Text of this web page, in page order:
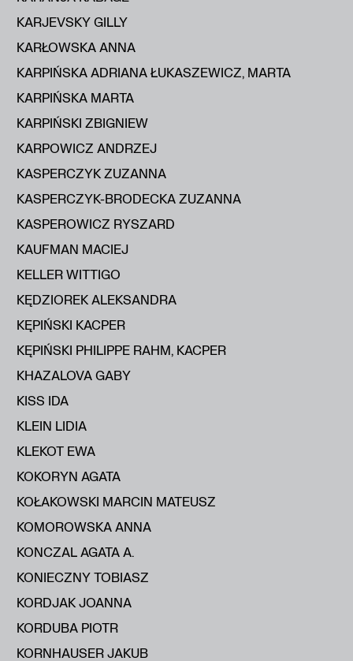
KARJEVSKY GILLY
KARŁOWSKA ANNA
KARPIŃSKA ADRIANA ŁUKASZEWICZ, MARTA
KARPIŃSKA MARTA
KARPIŃSKI ZBIGNIEW
KARPOWICZ ANDRZEJ
KASPERCZYK ZUZANNA
KASPERCZYK-BRODECKA ZUZANNA
KASPEROWICZ RYSZARD
KAUFMAN MACIEJ
KELLER WITTIGO
KĘDZIOREK ALEKSANDRA
KĘPIŃSKI KACPER
KĘPIŃSKI PHILIPPE RAHM, KACPER
KHAZALOVA GABY
KISS IDA
KLEIN LIDIA
KLEKOT EWA
KOKORYN AGATA
KOŁAKOWSKI MARCIN MATEUSZ
KOMOROWSKA ANNA
KONCZAL AGATA A.
KONIECZNY TOBIASZ
KORDJAK JOANNA
KORDUBA PIOTR
KORNHAUSER JAKUB